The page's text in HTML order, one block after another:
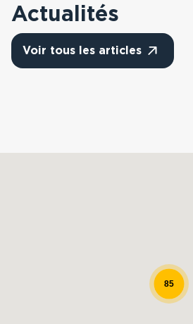
Actualités
Voir tous les articles
85